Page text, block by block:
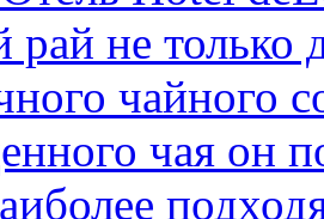
рай не
чайного
чая он